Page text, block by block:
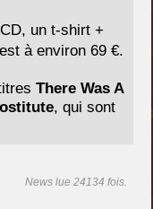
un t-shirt +
à environ 69 €.
There Was A
, qui sont
News lue 24134 fois.